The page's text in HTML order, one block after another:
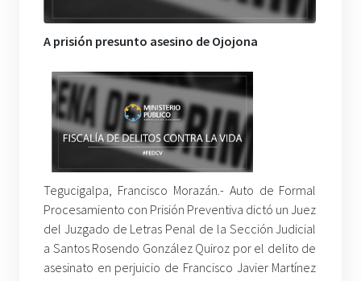
A prisión presunto asesino de Ojojona
Tegucigalpa, Francisco Morazán.- Auto de Formal
Procesamiento con Prisión Preventiva dictó un Juez
del Juzgado de Letras Penal de la Sección Judicial
a Santos Rosendo González Quiroz por el delito de
asesinato en perjuicio de Francisco Javier Martínez